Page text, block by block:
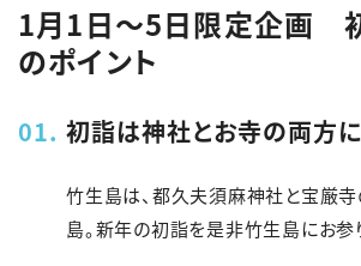
1月1日～5日限定企画
のポイント
初詣は神社とお寺の両方
竹生島は、都久夫須麻神社と宝厳
島。新年の初詣を是非竹生島にお参